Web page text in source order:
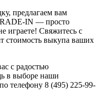
предлагаем вам
IN — просто
играете! Свяжитесь с
стоимость выкупа ваших
с радостью
в выборе наши
телефону 8 (495) 225-99-